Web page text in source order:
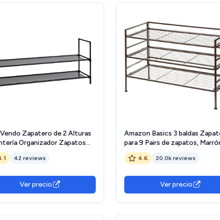
Zapatero de 2 Alturas
Organizador Zapatos
Bolsos Estantería para 8
Abierto, Estrecho,
Entrada,
42 reviews
Ver precio
Amazon Basics 3 baldas
para 9 Pairs de zapatos,
D x 32 W x 47.5 H cm
4.6 20.0k reviews
Ver precio